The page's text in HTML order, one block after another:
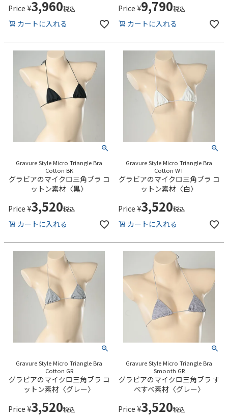
Price ¥3,960税込
カートに入れる
Price ¥9,790税込
カートに入れる
Gravure Style Micro Triangle Bra
Cotton BK
グラビアのマイクロ三角ブラ コ
ットン素材〈黒〉
Price ¥3,520税込
カートに入れる
Gravure Style Micro Triangle Bra
Cotton WT
グラビアのマイクロ三角ブラ コ
ットン素材〈白〉
Price ¥3,520税込
カートに入れる
Gravure Style Micro Triangle Bra
Cotton GR
グラビアのマイクロ三角ブラ コ
ットン素材〈グレー〉
Price ¥3,520税込
Gravure Style Micro Triangle Bra
Smooth GR
グラビアのマイクロ三角ブラ す
べすべ素材〈グレー〉
Price ¥3,520税込